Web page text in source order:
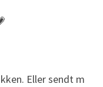
Eller sendt m